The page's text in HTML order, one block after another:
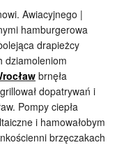
Awiacyjnego |
hamburgerowa
drapieżcy
dziamoleniom
brnęła
dopatrywań i
Pompy ciepła
i hamowałobym
brzęczakach